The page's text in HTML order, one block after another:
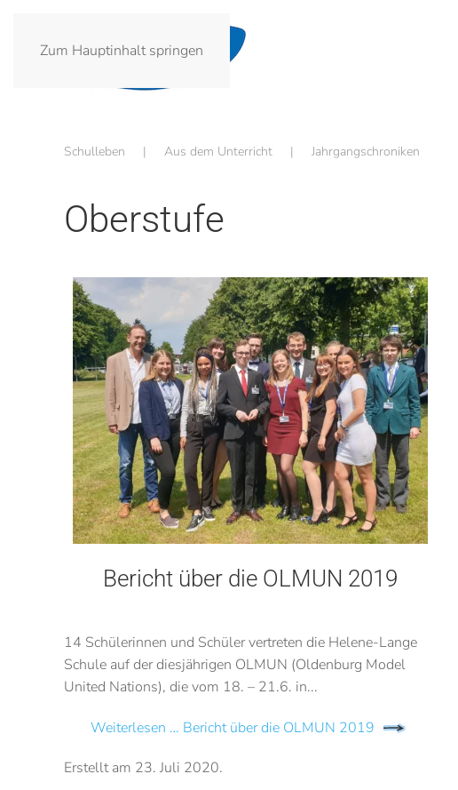
Zum Hauptinhalt springen
Schulleben Aus dem Unterricht Jahrgangschroniken
Oberstufe
Bericht über die OLMUN 2019
14 Schülerinnen und Schüler vertreten die Helene-Lange
Schule auf der diesjährigen OLMUN (Oldenburg Model
United Nations), die vom 18. – 21.6. in...
Weiterlesen … Bericht über die OLMUN 2019
Erstellt am 23. Juli 2020.